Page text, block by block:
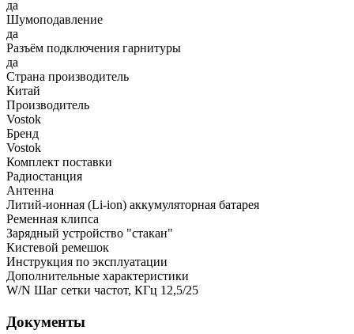
да
Шумоподавление
да
Разъём подключения гарнитуры
да
Страна производитель
Китай
Производитель
Vostok
Бренд
Vostok
Комплект поставки
Радиостанция
Антенна
Литий-ионная (Li-ion) аккумуляторная батарея
Ременная клипса
Зарядный устройство "стакан"
Кистевой ремешок
Инструкция по эксплуатации
Дополнительные характеристики
W/N Шаг сетки частот, КГц 12,5/25
Документы